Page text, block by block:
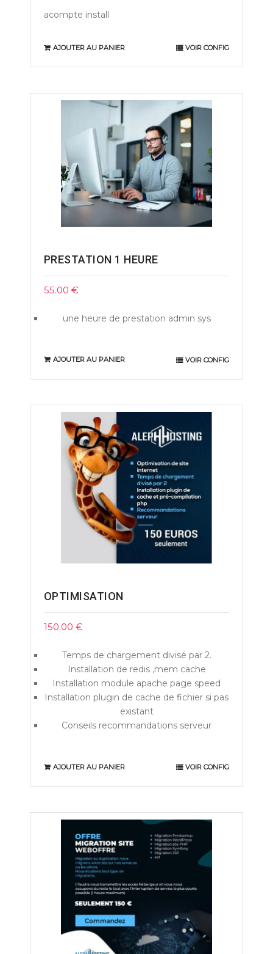
acompte install
AJOUTER AU PANIER VOIR CONFIG
PRESTATION 1 HEURE
55.00 €
une heure de prestation admin sys
AJOUTER AU PANIER VOIR CONFIG
OPTIMISATION
150.00 €
Temps de chargement divisé par 2.
Installation de redis ,mem cache
Installation module apache page speed
Installation plugin de cache de fichier si pas
existant
Conseils recommandations serveur
AJOUTER AU PANIER VOIR CONFIG